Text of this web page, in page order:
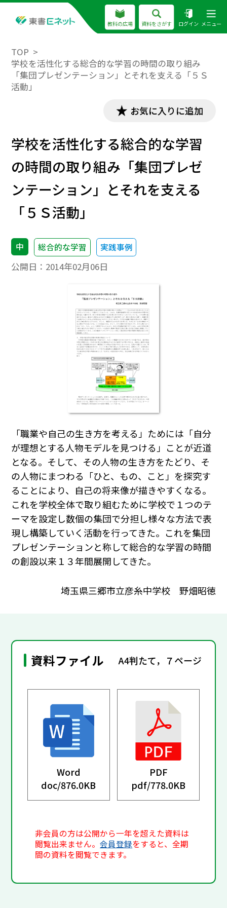
教科の広場 資料をさがす ログイン メニュー
TOP
学校を活性化する総合的な学習の時間の取り組み
「集団プレゼンテーション」とそれを支える「５Ｓ
活動」
お気に入りに追加
学校を活性化する総合的な学習
の時間の取り組み「集団プレゼ
ンテーション」とそれを支える
「５Ｓ活動」
中 総合的な学習 実践事例
公開日： 2014年02月06日
「職業や自己の生き方を考える」ためには「自分
が理想とする人物モデルを見つける」ことが近道
となる。そして、その人物の生き方をたどり、そ
の人物にまつわる「ひと、もの、こと」を探究す
ることにより、自己の将来像が描きやすくなる。
これを学校全体で取り組むために学校で１つのテ
ーマを設定し数個の集団で分担し様々な方法で表
現し構築していく活動を行ってきた。これを集団
プレゼンテーションと称して総合的な学習の時間
の創設以来１３年間展開してきた。
埼玉県三郷市立彦糸中学校 野畑昭徳
資料ファイル A4判たて，７ページ
Word
doc/876.0KB
PDF
pdf/778.0KB
非会員の方は公開から一年を超えた資料は
閲覧出来ません。会員登録をすると、全期
間の資料を閲覧できます。